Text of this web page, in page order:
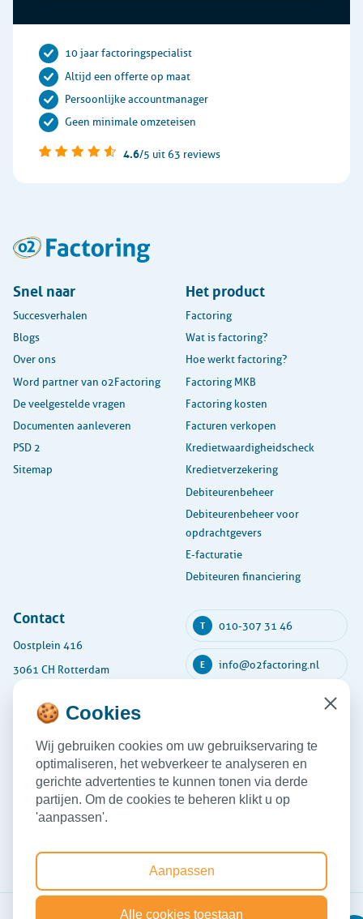
10 jaar factoringspecialist
Altijd een offerte op maat
Persoonlijke accountmanager
Geen minimale omzeteisen
4.6/5 uit 63 reviews
Snel naar
Succesverhalen
Blogs
Over ons
Word partner van o2Factoring
De veelgestelde vragen
Documenten aanleveren
PSD 2
Sitemap
Het product
Factoring
Wat is factoring?
Hoe werkt factoring?
Factoring MKB
Factoring kosten
Facturen verkopen
Kredietwaardigheidscheck
Kredietverzekering
Debiteurenbeheer
Debiteurenbeheer voor
opdrachtgevers
E-facturatie
Debiteuren financiering
Contact
Oostplein 416
3061 CH Rotterdam
Maandag
08:30 - 17:30
Dinsdag
08:30 - 17:30
Woensdag 08:30 - 17:30
Donderdag 08:30 - 17:30
T 010-307 31 46
E info@o2factoring.nl
🍪 Cookies
Wij gebruiken cookies om uw gebruikservaring te
optimaliseren, het webverkeer te analyseren en
gerichte advertenties te kunnen tonen via derde
partijen. Om de cookies te beheren klikt u op
'aanpassen'.
Close
Aanpassen
Alle cookies toestaan